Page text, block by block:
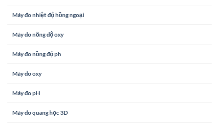
Máy đo nhiệt độ hồng ngoại
Máy đo nồng độ oxy
Máy đo nồng độ ph
Máy đo oxy
Máy đo pH
Máy đo quang học 3D